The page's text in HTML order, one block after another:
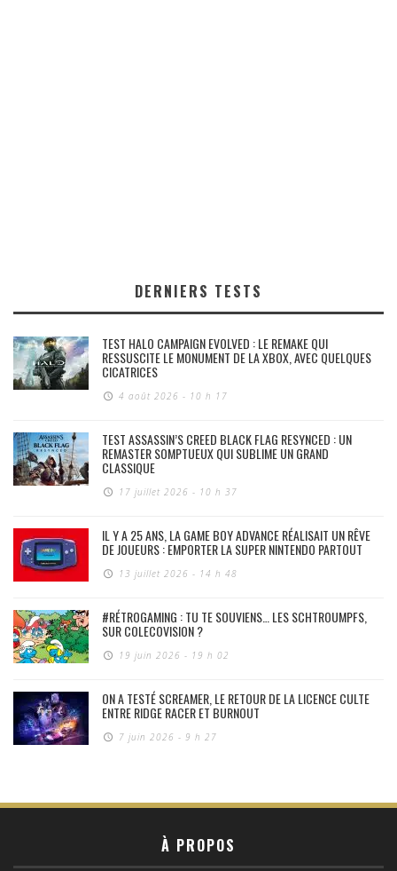
DERNIERS TESTS
TEST HALO CAMPAIGN EVOLVED : LE REMAKE QUI
RESSUSCITE LE MONUMENT DE LA XBOX, AVEC QUELQUES
CICATRICES
4 août 2026 - 10 h 17
TEST ASSASSIN’S CREED BLACK FLAG RESYNCED : UN
REMASTER SOMPTUEUX QUI SUBLIME UN GRAND
CLASSIQUE
17 juillet 2026 - 10 h 37
IL Y A 25 ANS, LA GAME BOY ADVANCE RÉALISAIT UN RÊVE
DE JOUEURS : EMPORTER LA SUPER NINTENDO PARTOUT
13 juillet 2026 - 14 h 48
#RÉTROGAMING : TU TE SOUVIENS… LES SCHTROUMPFS,
SUR COLECOVISION ?
19 juin 2026 - 19 h 02
ON A TESTÉ SCREAMER, LE RETOUR DE LA LICENCE CULTE
ENTRE RIDGE RACER ET BURNOUT
7 juin 2026 - 9 h 27
À PROPOS